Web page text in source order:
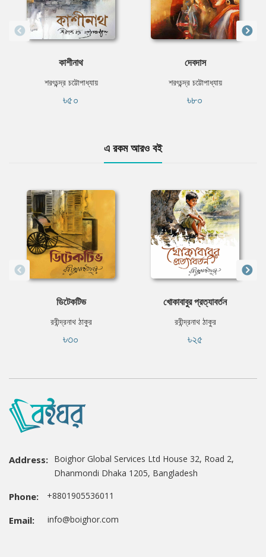
কাশীনাথ
শরৎচন্দ্র চট্টোপাধ্যায়
৳৫০
দেবদাস
শরৎচন্দ্র চট্টোপাধ্যায়
৳৮০
এ রকম আরও বই
ডিটেকটিভ
রবীন্দ্রনাথ ঠাকুর
৳৩০
খোকাবাবুর প্রত্যাবর্তন
রবীন্দ্রনাথ ঠাকুর
৳২৫
Address: Boighor Global Services Ltd House 32, Road 2,
Dhanmondi Dhaka 1205, Bangladesh
Phone: +8801905536011
Email: info@boighor.com